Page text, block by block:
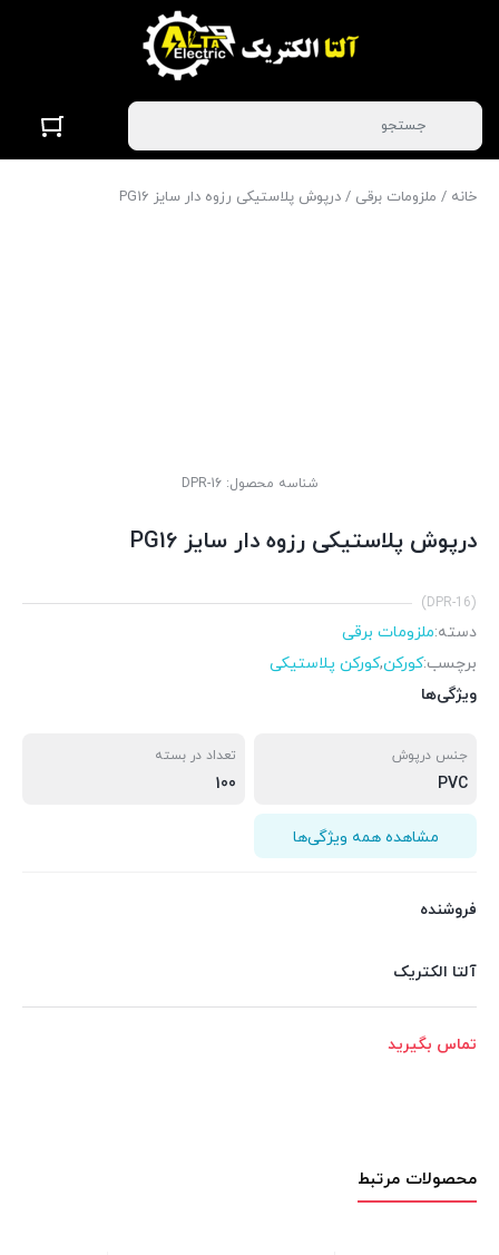
خانه / ملزومات برقی / درپوش پلاستیکی رزوه دار سایز PG16
شناسه محصول:DPR-16
درپوش پلاستیکی رزوه دار سایز PG16
(DPR-16)
دسته:ملزومات برقی
برچسب:کورکن,کورکن پلاستیکی
ویژگی‌ها
جنس درپوش
PVC
تعداد در بسته
100
مشاهده همه ویژگی‌ها
فروشنده
آلتا الکتریک
تماس بگیرید
محصولات مرتبط